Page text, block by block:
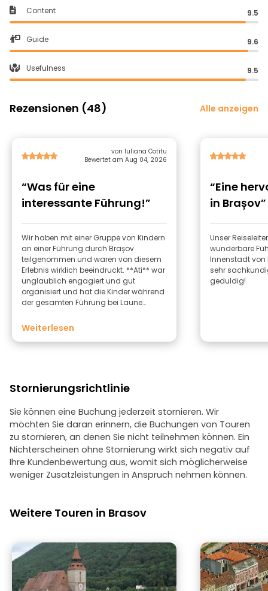
Content 9.5
Guide 9.6
Usefulness 9.5
Rezensionen (48) Alle anzeigen
von Iuliana Cotitu
Bewertet am Aug 04, 2026
“Was für eine
interessante Führung!”
Wir haben mit einer Gruppe von Kindern
an einer Führung durch Brașov
teilgenommen und waren von diesem
Erlebnis wirklich beeindruckt. **Ati** war
unglaublich engagiert und gut
organisiert und hat die Kinder während
der gesamten Führung bei Laune
hat spezielle Materialien für die Führung
unterhaltsam und lehrreich wurde. Er
aller fesselten. Ich kann **Ati** als
auch für Erwachsene wärmstens
empfehlen. Seine Professionalität, seine
Begeisterung und seine Fähigkeit, die
Geschichte der Stadt zum Leben zu
erwecken, machen die Führung zu
einem wahrhaft unvergesslichen
Erlebnis.
Weiterlesen
“Eine
in Brașov”
Unser
wunderbare
Innenstadt von
sehr
geduldig!
Stornierungsrichtlinie
Sie können eine Buchung jederzeit stornieren. Wir
möchten Sie daran erinnern, die Buchungen von Touren
zu stornieren, an denen Sie nicht teilnehmen können. Ein
Nichterscheinen ohne Stornierung wirkt sich negativ auf
Ihre Kundenbewertung aus, womit sich möglicherweise
weniger Zusatzleistungen in Anspruch nehmen können.
Weitere Touren in Brasov